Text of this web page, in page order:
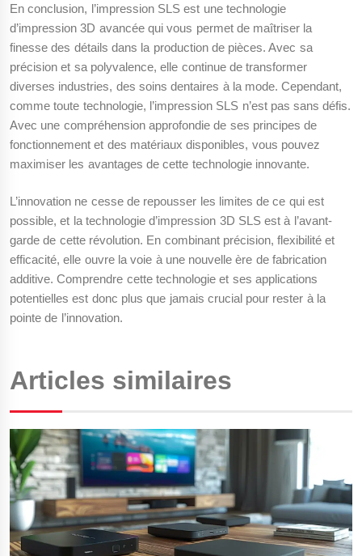
En conclusion, l’impression SLS est une technologie
d’impression 3D avancée qui vous permet de maîtriser la
finesse des détails dans la production de pièces. Avec sa
précision et sa polyvalence, elle continue de transformer
diverses industries, des soins dentaires à la mode. Cependant,
comme toute technologie, l’impression SLS n’est pas sans défis.
Avec une compréhension approfondie de ses principes de
fonctionnement et des matériaux disponibles, vous pouvez
maximiser les avantages de cette technologie innovante.
L’innovation ne cesse de repousser les limites de ce qui est
possible, et la technologie d’impression 3D SLS est à l’avant-
garde de cette révolution. En combinant précision, flexibilité et
efficacité, elle ouvre la voie à une nouvelle ère de fabrication
additive. Comprendre cette technologie et ses applications
potentielles est donc plus que jamais crucial pour rester à la
pointe de l’innovation.
Articles similaires